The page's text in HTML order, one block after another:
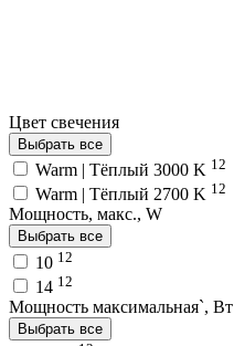
Цвет свечения
Выбрать все
Warm | Тёплый 3000 K 12
Warm | Тёплый 2700 K 12
Мощность, макс., W
Выбрать все
10 12
14 12
Мощность максимальная`, Вт
Выбрать все